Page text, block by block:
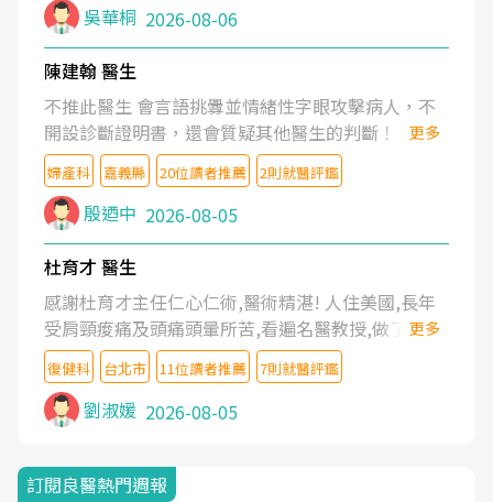
吳華桐 2026-08-06
陳建翰 醫生
不推此醫生 會言語挑釁並情緒性字眼攻擊病人，不
開設診斷證明書，還會質疑其他醫生的判斷！
更多
婦產科 嘉義縣 20位讀者推薦 2則就醫評鑑
殷迺中 2026-08-05
杜育才 醫生
感謝杜育才主任仁心仁術,醫術精湛! 人住美國,長年
受肩頸痠痛及頭痛頭暈所苦,看遍名醫教授,做了各種
檢查,也嘗試過西醫打針,中醫針灸及物理徒手治療都
沒有用,後來連吃到嗎啡類止痛藥都效果有限,只是壓
症狀,沒多久就痛起來,多年失眠嚴重影響生活品質.
台灣親友介紹忠孝醫院杜育才主任是頸頭症候群專
家,上網搜尋杜主任相關文章新聞跟網路評價之後,下
定決心飛回台北找杜醫師診治. 杜主任的乾針跟增生
更多
復健科 台北市 11位讀者推薦 7則就醫評鑑
劉淑媛 2026-08-05
訂閱良醫熱門週報